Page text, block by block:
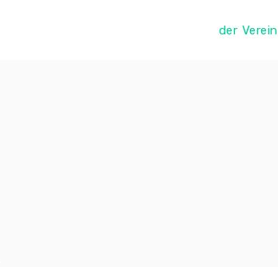
der Verein